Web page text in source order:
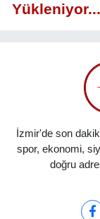
Yükleniyor...
İzmir'de son
spor, ekonomi,
doğru